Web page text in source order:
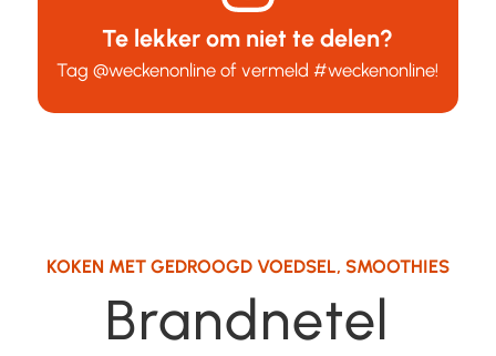
Te lekker om niet te delen?
Tag@weckenonline of vermeld#weckenonline!
KOKEN MET GEDROOGD VOEDSEL, SMOOTHIES
Brandnetel